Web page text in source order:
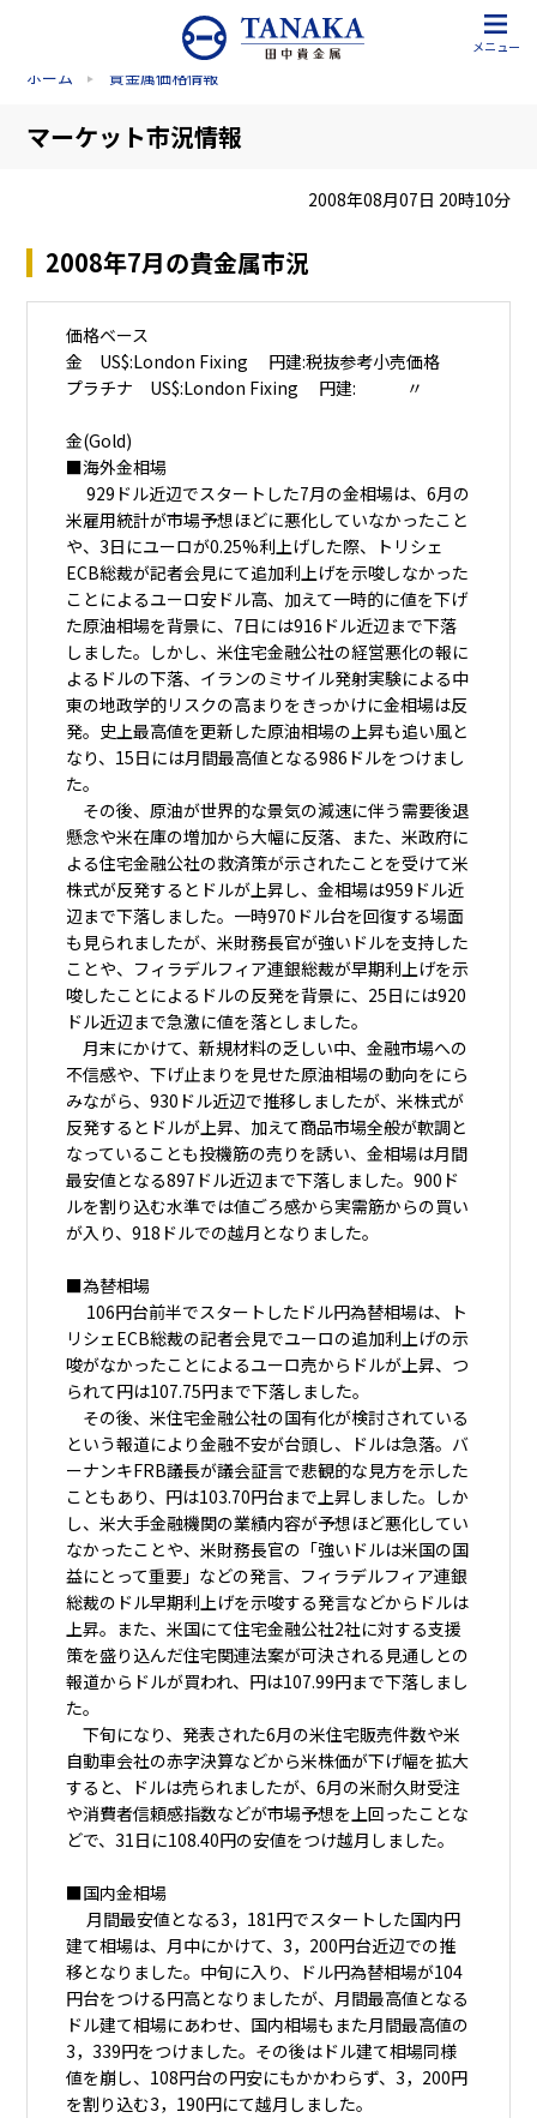
メニュー
ホーム 貴金属価格情報
マーケット市況情報
2008年08月07日 20時10分
2008年7月の貴金属市況
価格ベース
金 US$:London Fixing 円建:税抜参考小売価格
プラチナ US$:London Fixing 円建: 〃
金(Gold)
■海外金相場
929ドル近辺でスタートした7月の金相場は、6月の
米雇用統計が市場予想ほどに悪化していなかったこと
や、3日にユーロが0.25%利上げした際、トリシェ
ECB総裁が記者会見にて追加利上げを示唆しなかった
ことによるユーロ安ドル高、加えて一時的に値を下げ
た原油相場を背景に、7日には916ドル近辺まで下落
しました。しかし、米住宅金融公社の経営悪化の報に
よるドルの下落、イランのミサイル発射実験による中
東の地政学的リスクの高まりをきっかけに金相場は反
発。史上最高値を更新した原油相場の上昇も追い風と
なり、15日には月間最高値となる986ドルをつけまし
た。
その後、原油が世界的な景気の減速に伴う需要後退
懸念や米在庫の増加から大幅に反落、また、米政府に
よる住宅金融公社の救済策が示されたことを受けて米
株式が反発するとドルが上昇し、金相場は959ドル近
辺まで下落しました。一時970ドル台を回復する場面
も見られましたが、米財務長官が強いドルを支持した
ことや、フィラデルフィア連銀総裁が早期利上げを示
唆したことによるドルの反発を背景に、25日には920
ドル近辺まで急激に値を落としました。
月末にかけて、新規材料の乏しい中、金融市場への
不信感や、下げ止まりを見せた原油相場の動向をにら
みながら、930ドル近辺で推移しましたが、米株式が
反発するとドルが上昇、加えて商品市場全般が軟調と
なっていることも投機筋の売りを誘い、金相場は月間
最安値となる897ドル近辺まで下落しました。900ド
ルを割り込む水準では値ごろ感から実需筋からの買い
が入り、918ドルでの越月となりました。
■為替相場
106円台前半でスタートしたドル円為替相場は、ト
リシェECB総裁の記者会見でユーロの追加利上げの示
唆がなかったことによるユーロ売からドルが上昇、つ
られて円は107.75円まで下落しました。
その後、米住宅金融公社の国有化が検討されている
という報道により金融不安が台頭し、ドルは急落。バ
ーナンキFRB議長が議会証言で悲観的な見方を示した
こともあり、円は103.70円台まで上昇しました。しか
し、米大手金融機関の業績内容が予想ほど悪化してい
なかったことや、米財務長官の「強いドルは米国の国
益にとって重要」などの発言、フィラデルフィア連銀
総裁のドル早期利上げを示唆する発言などからドルは
上昇。また、米国にて住宅金融公社2社に対する支援
策を盛り込んだ住宅関連法案が可決される見通しとの
報道からドルが買われ、円は107.99円まで下落しまし
た。
下旬になり、発表された6月の米住宅販売件数や米
自動車会社の赤字決算などから米株価が下げ幅を拡大
すると、ドルは売られましたが、6月の米耐久財受注
や消費者信頼感指数などが市場予想を上回ったことな
どで、31日に108.40円の安値をつけ越月しました。
■国内金相場
月間最安値となる3，181円でスタートした国内円
建て相場は、月中にかけて、3，200円台近辺での推
移となりました。中旬に入り、ドル円為替相場が104
円台をつける円高となりましたが、月間最高値となる
ドル建て相場にあわせ、国内相場もまた月間最高値の
3，339円をつけました。その後はドル建て相場同様
値を崩し、108円台の円安にもかかわらず、3，200円
を割り込む3，190円にて越月しました。